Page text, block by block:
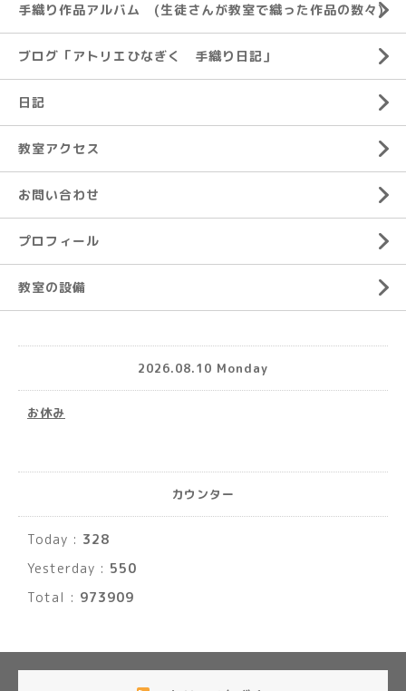
手織り作品アルバム (生徒さんが教室で織った作品の数々)
ブログ「アトリエひなぎく 手織り日記」
日記
教室アクセス
お問い合わせ
プロフィール
教室の設備
2026.08.10 Monday
お休み
カウンター
Today : 328
Yesterday : 550
Total : 973909